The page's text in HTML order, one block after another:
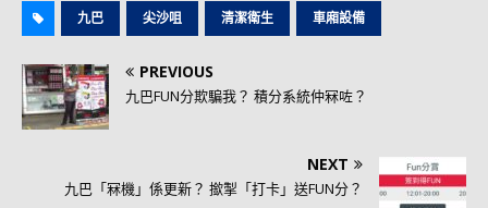
九巴 尖沙咀 清潔衛生 車廂設備
PREVIOUS
九巴FUN分欺騙我？ 積分系統仲冧咗？
NEXT
九巴「冧機」係更新？ 撳掣「打卡」送FUN分？